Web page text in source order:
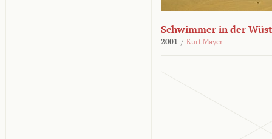
Schwimmer in der
2001 / Kurt Mayer